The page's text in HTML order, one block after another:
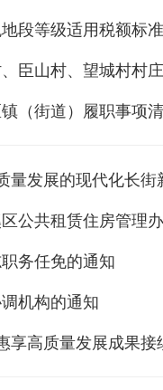
段等级适用税额标
臣山村、望城村村
（街道）履职事项
量发展的现代化长街
公共租赁住房管理
务任免的通知
机构的通知
享高质量发展成果接